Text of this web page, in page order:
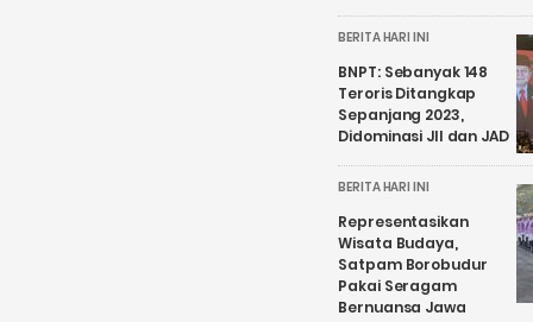
BERITA HARI INI
BNPT: Sebanyak 148
Teroris Ditangkap
Sepanjang 2023,
Didominasi JII dan JAD
BERITA HARI INI
Representasikan
Wisata Budaya,
Satpam Borobudur
Pakai Seragam
Bernuansa Jawa